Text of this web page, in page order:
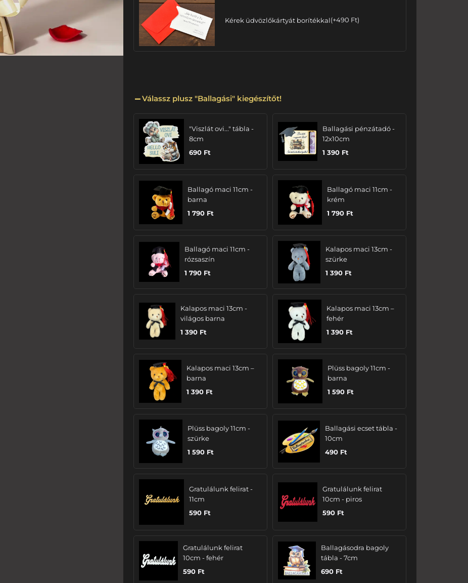
Kérek üdvözlőkártyát borítékkal(+490 Ft)
Válassz plusz "Ballagási" kiegészítőt!
"Viszlát ovi..." tábla -
8cm
690 Ft
Ballagási pénzátadó -
12x10cm
1 390 Ft
Ballagó maci 11cm -
barna
1 790 Ft
Ballagó maci 11cm -
krém
1 790 Ft
Ballagó maci 11cm -
rózsaszín
1 790 Ft
Kalapos maci 13cm -
szürke
1 390 Ft
Kalapos maci 13cm -
világos barna
1 390 Ft
Kalapos maci 13cm –
fehér
1 390 Ft
Kalapos maci 13cm –
barna
1 390 Ft
Plüss bagoly 11cm -
barna
1 590 Ft
Plüss bagoly 11cm -
szürke
1 590 Ft
Ballagási ecset tábla -
10cm
490 Ft
Gratulálunk felirat -
11cm
590 Ft
Gratulálunk felirat
10cm - piros
590 Ft
Gratulálunk felirat
10cm - fehér
590 Ft
Ballagásodra bagoly
tábla - 7cm
690 Ft